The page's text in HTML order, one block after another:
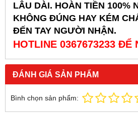
LÂU DÀI. HOÀN TIỀN 100%
KHÔNG ĐÚNG HAY KÉM
ĐẾN TAY NGƯỜI NHẬN.
HOTLINE 0367673233 ĐỂ
ĐÁNH GIÁ SẢN PHẨM
Bình chọn sản phẩm: